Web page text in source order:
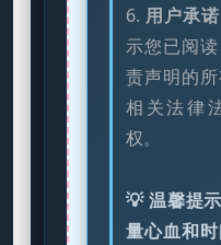
6. 用户承诺
示您已阅
责声明的
相关法律
权。
💡 温馨提
量心血和